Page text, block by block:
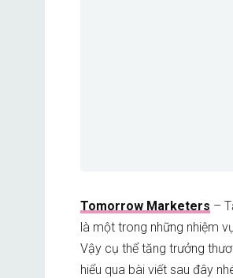
Tomorrow Marketers –
là một trong những nhiệm
Vậy cụ thể tăng trưởng
hiểu qua bài viết sau đây